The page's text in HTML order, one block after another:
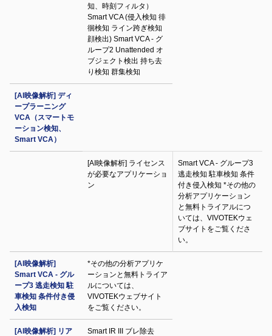
知、時刻フィルタ）
Smart VCA (侵入検知 徘
徊検知 ライン跨ぎ検知
顔検出) Smart VCA - グ
ループ2 Unattended オ
ブジェクト検出 持ち去
り検知 群集検知
[AI映像解析] ディ
ープラーニング
VCA（スマートモ
ーション検知、
Smart VCA）
[AI映像解析] ライセンス
が必要なアプリケーショ
ン
Smart VCA - グループ3
逃走検知 駐車検知 条件
付き侵入検知 *その他の
分析アプリケーション
と無料トライアルにつ
いては、VIVOTEKウェ
ブサイトをご覧くださ
い。
[AI映像解析]
Smart VCA - グル
ープ3 逃走検知 駐
車検知 条件付き侵
入検知
*その他の分析アプリケ
ーションと無料トライア
ルについては、
VIVOTEKウェブサイト
をご覧ください。
[AI映像解析] リア
Smart IR III ブレ除去